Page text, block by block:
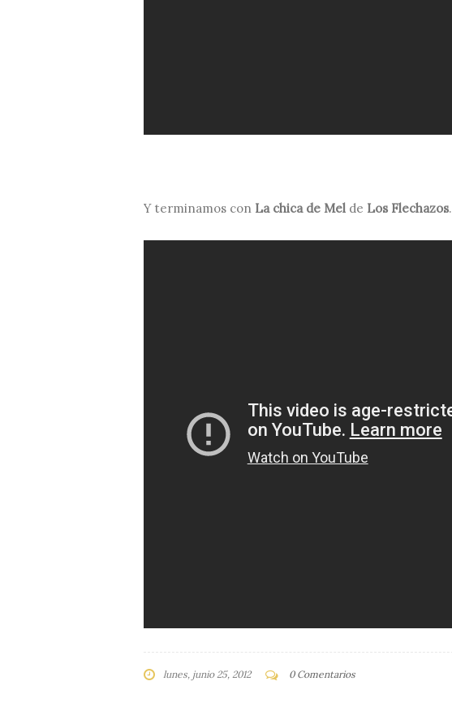
Y terminamos con La chica de Melde Los Flechazos.
lunes, junio 25, 2012 0 Comentarios